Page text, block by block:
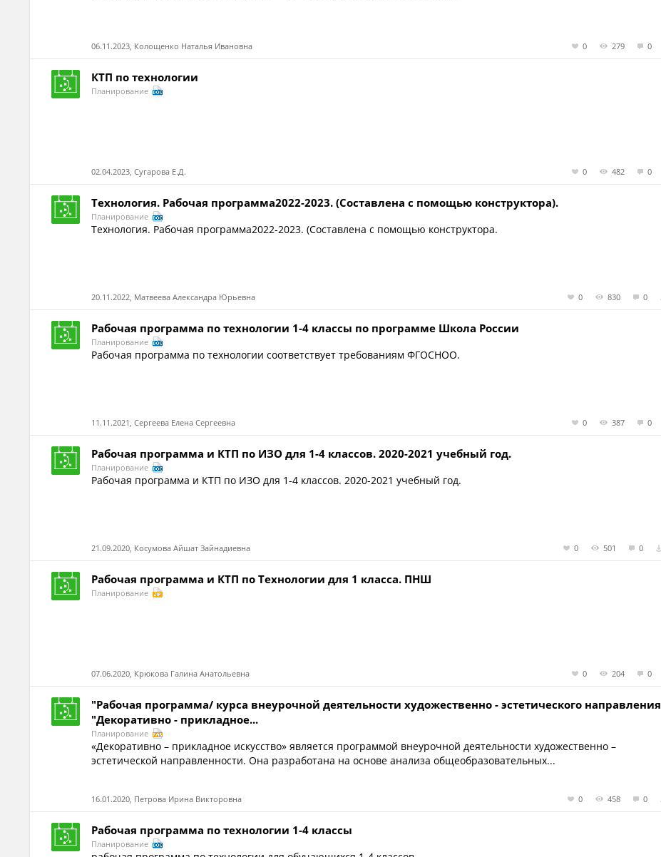
06.11.2023, Колощенко Наталья Ивановна 0 279 0
КТП по технологии
Планирование
02.04.2023, Сугарова Е.Д. 0 482 0
Технология. Рабочая программа2022-2023. (Составлена с помощью конструктора).
Планирование
Технология. Рабочая программа2022-2023. (Составлена с помощью конструктора.
20.11.2022, Матвеева Александра Юрьевна 0 830 0
Рабочая программа по технологии 1-4 классы по программе Школа России
Планирование
Рабочая программа по технологии соответствует требованиям ФГОСНОО.
11.11.2021, Сергеева Елена Сергеевна 0 387 0
Рабочая программа и КТП по ИЗО для 1-4 классов. 2020-2021 учебный год.
Планирование
Рабочая программа и КТП по ИЗО для 1-4 классов. 2020-2021 учебный год.
21.09.2020, Косумова Айшат Зайнадиевна 0 501 0
Рабочая программа и КТП по Технологии для 1 класса. ПНШ
Планирование
07.06.2020, Крюкова Галина Анатольевна 0 204 0
"Рабочая программа/ курса внеурочной деятельности художественно - эстетического направления
"Декоративно - прикладное...
Планирование
«Декоративно – прикладное искусство» является программой внеурочной деятельности художественно –
эстетической направленности. Она разработана на основе анализа общеобразовательных...
16.01.2020, Петрова Ирина Викторовна 0 458 0
Рабочая программа по технологии 1-4 классы
Планирование